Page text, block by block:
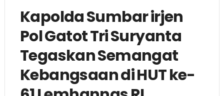
Kapolda Sumbar irjen
Pol Gatot Tri Suryanta
Tegaskan Semangat
Kebangsaan di HUT ke-